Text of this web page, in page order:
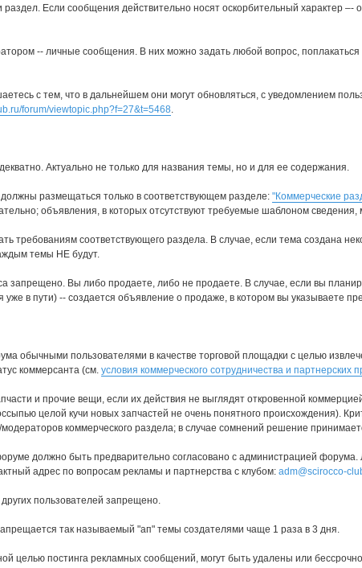
Если сообщения действительно носят оскорбительный характер –-
-- личные сообщения. В них можно задать любой вопрос,
с тем, что в дальнейшем они могут обновляться, с уведомлением
forum/viewtopic.php?f=27&t=5468.
Актуально не только для названия темы, но и для ее содержания.
размещаться только в соответствующем разделе: "Коммерческие
объявления, в которых отсутствуют требуемые шаблоном
требованиям соответствующего раздела. В случае, если тема создана
темы НЕ будут.
запрещено. Вы либо продаете, либо не продаете. В случае, если вы
уже в пути) -- создается объявление о продаже, в котором вы указываете
обычными пользователями в качестве торговой площадки с целью
коммерсанта (см. условия коммерческого сотрудничества и партнерских
и прочие вещи, если их действия не выглядят откровенной
целой кучи новых запчастей не очень понятного происхождения).
коммерческого раздела; в случае сомнений решение
должно быть предварительно согласовано с администрацией
адрес по вопросам рекламы и партнерства с клубом: adm@scirocco-
пользователей запрещено.
так называемый "ап" темы создателями чаще 1 раза в 3 дня.
целью постинга рекламных сообщений, могут быть удалены или